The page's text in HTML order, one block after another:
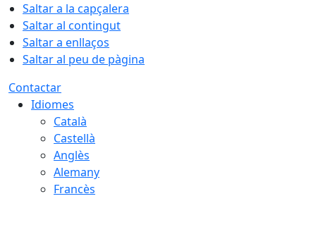
Saltar a la capçalera
Saltar al contingut
Saltar a enllaços
Saltar al peu de pàgina
Contactar
Idiomes
Català
Castellà
Anglès
Alemany
Francès